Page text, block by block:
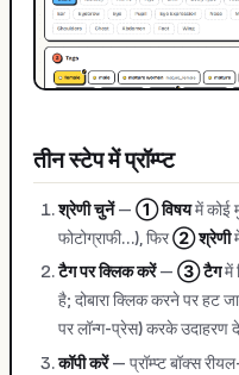
तीन स्टेप में प्रॉम्प्ट
श्रेणी चुनें— ① विषयमें कोई
फोटोग्राफी…), फिर② श्रेणी
टैग पर क्लिक करें— ③ टैगमें
है; दोबारा क्लिक करने पर हट
पर लॉन्ग-प्रेस) करके उदाहरण
कॉपी करें— प्रॉम्प्ट बॉक्स